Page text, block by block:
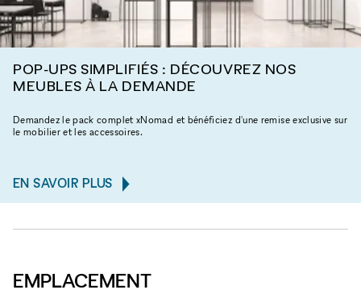
POP-UPS SIMPLIFIÉS : DÉCOUVREZ NOS
MEUBLES À LA DEMANDE
Demandez le pack complet xNomad et bénéficiez d'une remise exclusive sur
le mobilier et les accessoires.
EN SAVOIR PLUS
EMPLACEMENT